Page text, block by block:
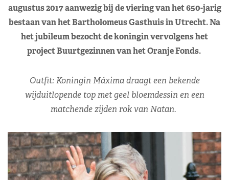
augustus 2017 aanwezig bij de viering van het 650-jarig
bestaan van het Bartholomeus Gasthuis in Utrecht. Na
het jubileum bezocht de koningin vervolgens het
project Buurtgezinnen van het Oranje Fonds.
Outfit: Koningin Máxima draagt een bekende
wijduitlopende top met geel bloemdessin en een
matchende zijden rok van Natan.